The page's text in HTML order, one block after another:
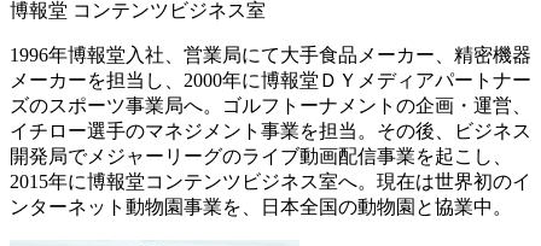
博報堂 コンテンツビジネス室
1996年博報堂入社、営業局にて大手食品メーカー、精密機器
メーカーを担当し、2000年に博報堂ＤＹメディアパートナー
ズのスポーツ事業局へ。ゴルフトーナメントの企画・運営、
イチロー選手のマネジメント事業を担当。その後、ビジネス
開発局でメジャーリーグのライブ動画配信事業を起こし、
2015年に博報堂コンテンツビジネス室へ。現在は世界初のイ
ンターネット動物園事業を、日本全国の動物園と協業中。